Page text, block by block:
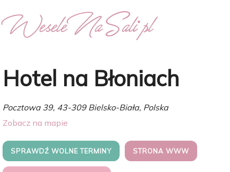
Hotel na Błoniach
Pocztowa 39, 43-309 Bielsko-Biała, Polska
Zobacz na mapie
SPRAWDŹ WOLNE TERMINY STRONA WWW